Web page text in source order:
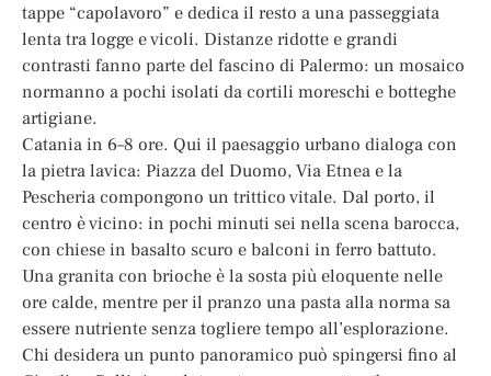
tappe “capolavoro” e dedica il resto a una passeggiata
lenta tra logge e vicoli. Distanze ridotte e grandi
contrasti fanno parte del fascino di Palermo: un mosaico
normanno a pochi isolati da cortili moreschi e botteghe
artigiane.
Catania in 6–8 ore. Qui il paesaggio urbano dialoga con
la pietra lavica: Piazza del Duomo, Via Etnea e la
Pescheria compongono un trittico vitale. Dal porto, il
centro è vicino: in pochi minuti sei nella scena barocca,
con chiese in basalto scuro e balconi in ferro battuto.
Una granita con brioche è la sosta più eloquente nelle
ore calde, mentre per il pranzo una pasta alla norma sa
essere nutriente senza togliere tempo all’esplorazione.
Chi desidera un punto panoramico può spingersi fino al